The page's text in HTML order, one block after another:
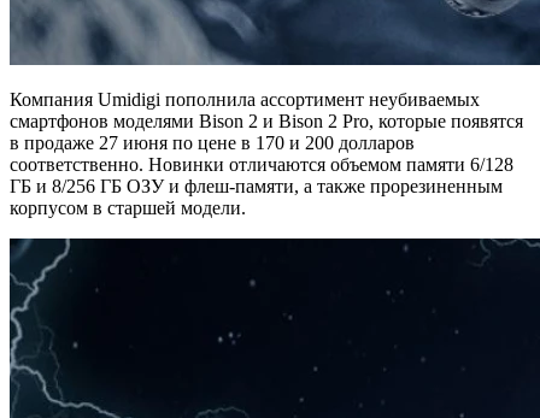
Компания Umidigi пополнила ассортимент неубиваемых
смартфонов моделями Bison 2 и Bison 2 Pro, которые появятся
в продаже 27 июня по цене в 170 и 200 долларов
соответственно. Новинки отличаются объемом памяти 6/128
ГБ и 8/256 ГБ ОЗУ и флеш-памяти, а также прорезиненным
корпусом в старшей модели.